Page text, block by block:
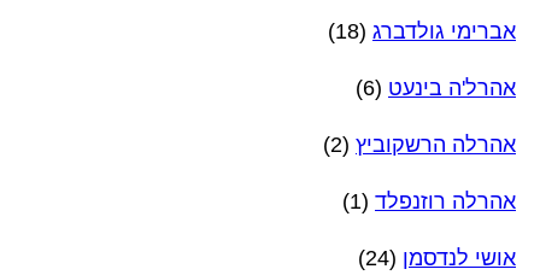
אברימי גולדברג (18)
אהרל'ה בינעט (6)
אהרלה הרשקוביץ (2)
אהרלה רוזנפלד (1)
אושי לנדסמן (24)